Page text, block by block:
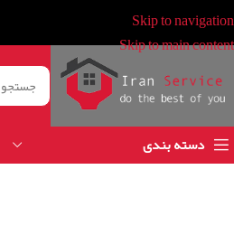
Skip to navigation
Skip to main content
دسته بندی